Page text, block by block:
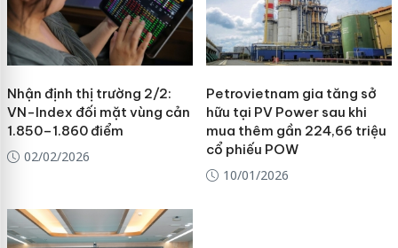
Nhận định thị trường 2/2:
VN-Index đối mặt vùng cản
1.850–1.860 điểm
02/02/2026
Petrovietnam gia tăng sở
hữu tại PV Power sau khi
mua thêm gần 224,66 triệu
cổ phiếu POW
10/01/2026